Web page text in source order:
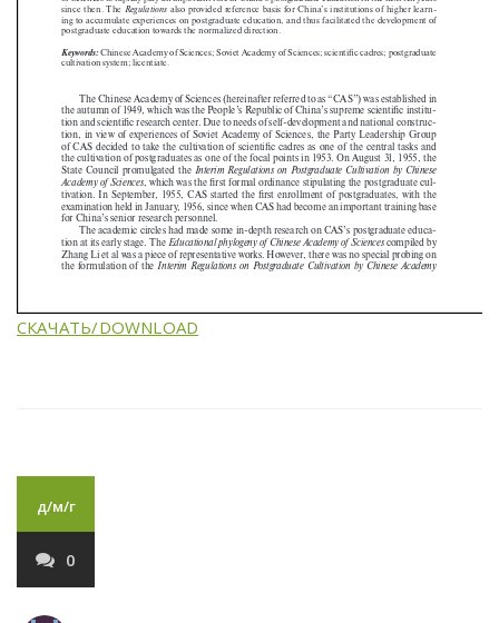
СКАЧАТЬ/DOWNLOAD
д/м/г
0